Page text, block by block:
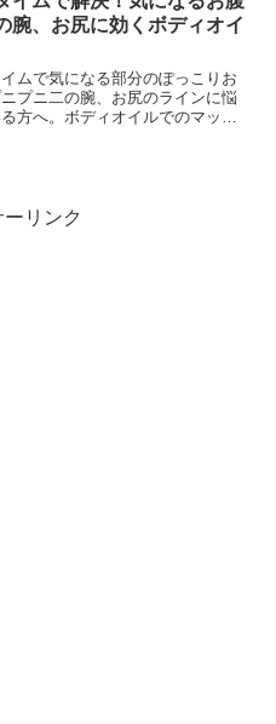
、肌をクリアにするだけでな
効果も与えることができます。
腕、お尻に効くボディオイ
ムで気になる部分のぽっこりお
プニ二の腕、お尻のラインに悩
方へ。ボディオイルでのマッサ
リを感じられることでしょう。
リンク